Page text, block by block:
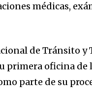
médicas,
de Tránsito
primera oficina
parte de su